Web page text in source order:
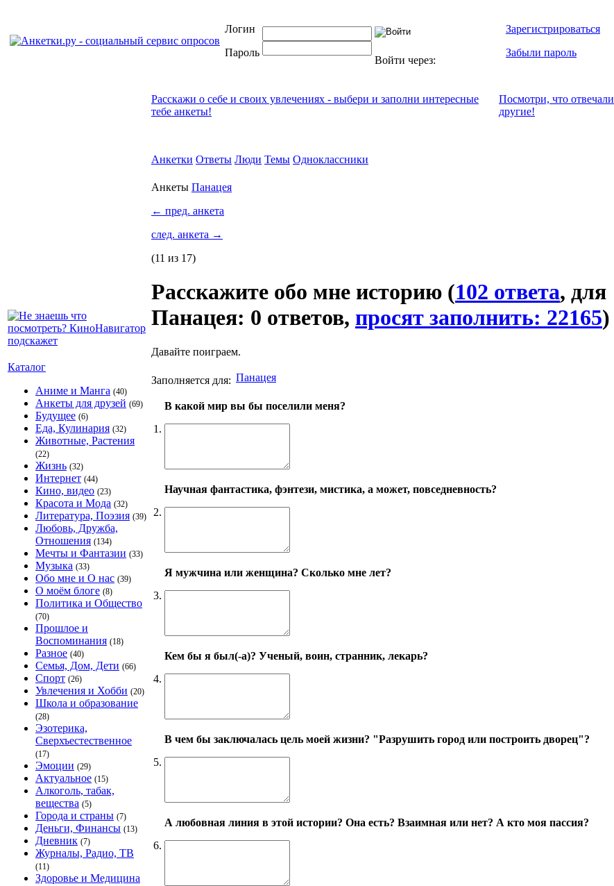
Логин
Пароль
Войти через:
Зарегистрироваться
Забыли пароль
Каталог
Аниме и Манга (40)
Анкеты для друзей (69)
Будущее (6)
Еда, Кулинария (32)
Животные, Растения
(22)
Жизнь (32)
Интернет (44)
Кино, видео (23)
Красота и Мода (32)
Литература, Поэзия (39)
Любовь, Дружба,
Отношения (134)
Мечты и Фантазии (33)
Музыка (33)
Обо мне и О нас (39)
О моём блоге (8)
Политика и Общество
(70)
Прошлое и
Воспоминания (18)
Разное (40)
Семья, Дом, Дети (66)
Спорт (26)
Увлечения и Хобби (20)
Школа и образование
(28)
Эзотерика,
Сверхъестественное
(17)
Эмоции (29)
Актуальное (15)
Алкоголь, табак,
вещества (5)
Города и страны (7)
Деньги, Финансы (13)
Дневник (7)
Журналы, Радио, ТВ
(11)
Здоровье и Медицина
Расскажи о себе и своих увлечениях - выбери и заполни интересные
тебе анкеты!
Посмотри, что отвeчали
другие!
Анкетки Ответы Люди Темы Одноклассники
Анкеты Панацея
← пред. анкета
след. анкета →
(11 из 17)
Расскажите обо мне историю (102 ответа, для
Панацея: 0 ответов, просят заполнить: 22165)
Давайте поиграем.
Заполняется для: Панацея
1.
В какой мир вы бы поселили меня?
2.
Научная фантастика, фэнтези, мистика, а может, повседневность?
3.
Я мужчина или женщина? Сколько мне лет?
4.
Кем бы я был(-а)? Ученый, воин, странник, лекарь?
5.
В чем бы заключалась цель моей жизни? "Разрушить город или построить дворец"?
6.
А любовная линия в этой истории? Она есть? Взаимная или нет? А кто моя пассия?